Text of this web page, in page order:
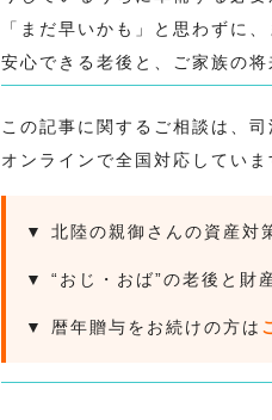
「まだ早いかも」と思わずに
安心できる老後と、ご家族の
この記事に関するご相談は、 司
オンラインで全国対応していま
▼ 北陸の親御さんの資産対
▼ “おじ・おば”の老後と財
▼ 暦年贈与をお続けの方は